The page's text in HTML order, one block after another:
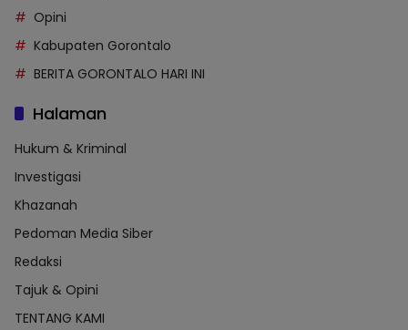
Opini
Kabupaten Gorontalo
BERITA GORONTALO HARI INI
Halaman
Hukum & Kriminal
Investigasi
Khazanah
Pedoman Media Siber
Redaksi
Tajuk & Opini
TENTANG KAMI